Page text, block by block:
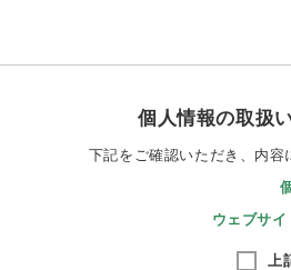
個人情報の取扱
下記をご確認いただき、内容
ウェブサ
上